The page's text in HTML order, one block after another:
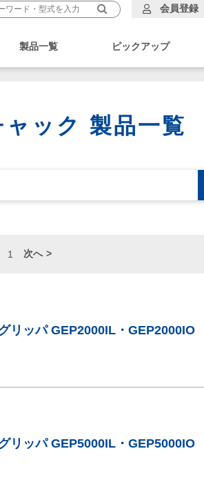
製品一覧 ピックアップ
会員登録
ック 製品一覧
1 次へ
リッパ GEP2000IL・GEP2000IO
リッパ GEP5000IL・GEP5000IO